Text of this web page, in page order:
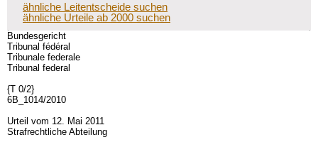
ähnliche Leitentscheide suchen
ähnliche Urteile ab 2000 suchen
Bundesgericht
Tribunal fédéral
Tribunale federale
Tribunal federal
{T 0/2}
6B_1014/2010
Urteil vom 12. Mai 2011
Strafrechtliche Abteilung